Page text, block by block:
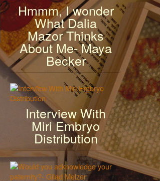
Hmmm, I wonder
What Dalia
Mazor Thinks
About Me- Maya
Becker
Interview With
Miri Embryo
Distribution